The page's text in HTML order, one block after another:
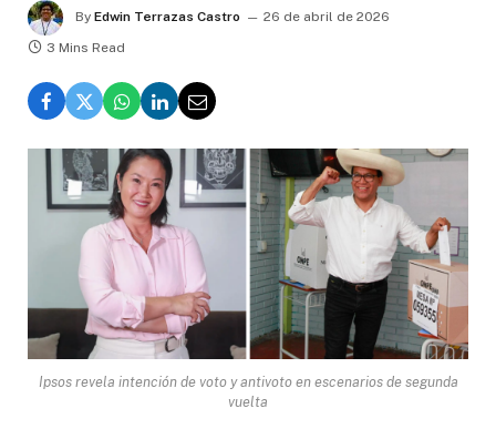
By Edwin Terrazas Castro
26 de abril de 2026
3 Mins Read
Ipsos revela intención de voto y antivoto en escenarios de segunda
vuelta